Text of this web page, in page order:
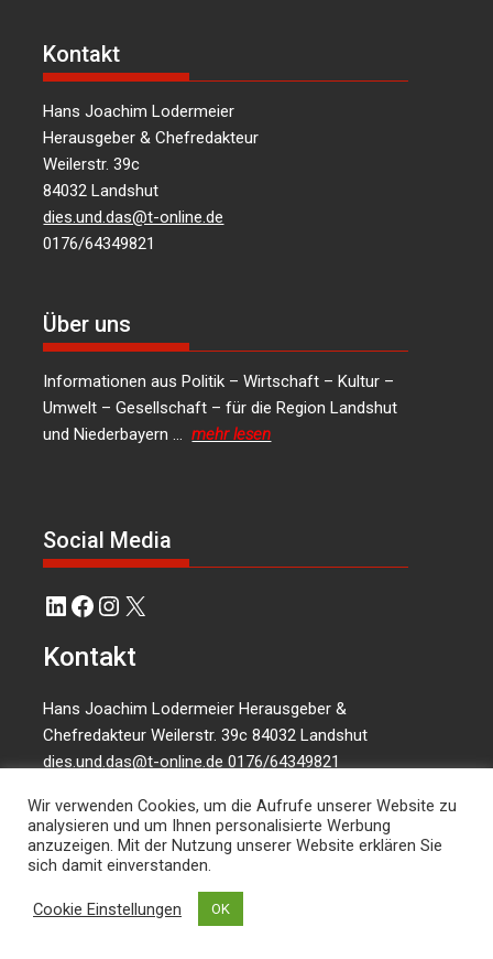
Kontakt
Hans Joachim Lodermeier
Herausgeber & Chefredakteur
Weilerstr. 39c
84032 Landshut
dies.und.das@t-online.de
0176/64349821
Über uns
Informationen aus Politik – Wirtschaft – Kultur –
Umwelt – Gesellschaft – für die Region Landshut
und Niederbayern …mehr lesen
Social Media
LinkedIn
Facebook
Instagram
X
Kontakt
Hans Joachim Lodermeier Herausgeber &
Chefredakteur Weilerstr. 39c 84032 Landshut
dies.und.das@t-online.de 0176/64349821
Wir verwenden Cookies, um die Aufrufe unserer Website zu
analysieren und um Ihnen personalisierte Werbung
anzuzeigen. Mit der Nutzung unserer Website erklären Sie
sich damit einverstanden.
Cookie Einstellungen OK